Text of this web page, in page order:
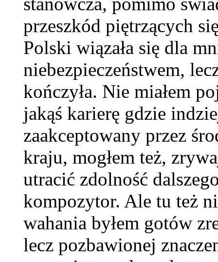
przeszkód piętrzących
Polski wiązała się dla
niebezpieczeństwem,
kończyła. Nie miałem
jakąś karierę gdzie
zaakceptowany przez
kraju, mogłem też,
utracić zdolność
kompozytor. Ale tu też
wahania byłem gotów
lecz pozbawionej